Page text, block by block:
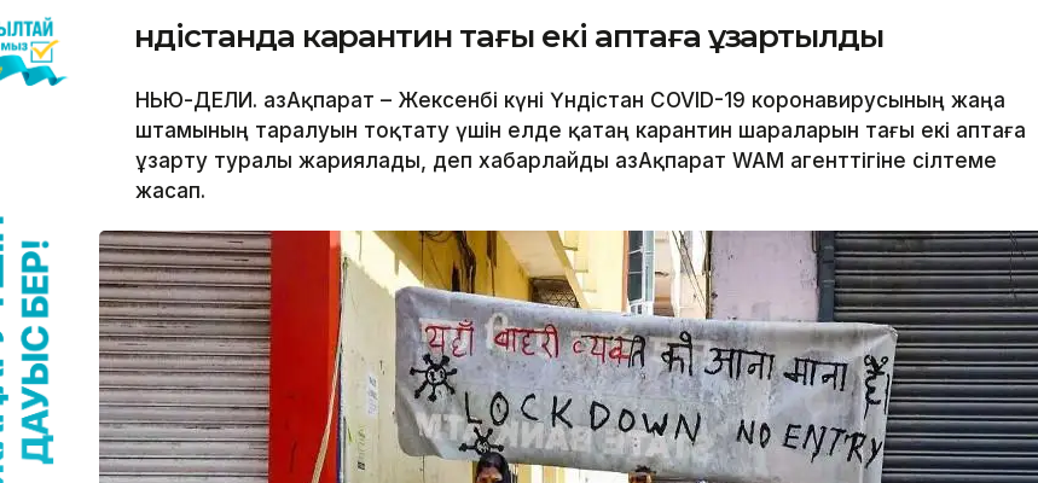
Үндістанда карантин тағы екі аптаға ұзартылды
НЬЮ-ДЕЛИ. ҚазАқпарат – Жексенбі күні Үндістан COVID-19 коронавирусының жаңа
штамының таралуын тоқтату үшін елде қатаң карантин шараларын тағы екі аптаға
ұзарту туралы жариялады, деп хабарлайды ҚазАқпарат WAM агенттігіне сілтеме
жасап.